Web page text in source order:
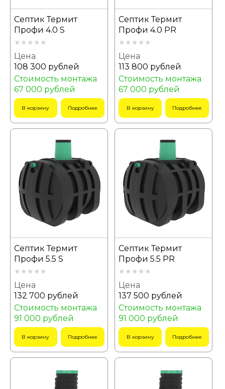
Септик Термит
Профи 4.0 S
Цена
108 300 рублей
Стоимость монтажа
67 000 рублей
В корзину Подробнее
Септик Термит
Профи 4.0 PR
Цена
113 800 рублей
Стоимость монтажа
67 000 рублей
В корзину Подробнее
Септик Термит
Профи 5.5 S
Цена
132 700 рублей
Стоимость монтажа
91 000 рублей
В корзину Подробнее
Септик Термит
Профи 5.5 PR
Цена
137 500 рублей
Стоимость монтажа
91 000 рублей
В корзину Подробнее